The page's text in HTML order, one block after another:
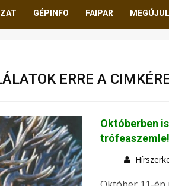
GÉPINFO FAIPAR
ERRE A
Októberben
trófeaszemle!